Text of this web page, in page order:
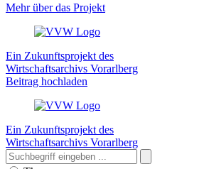
Mehr über das Projekt
Ein Zukunftsprojekt des
Wirtschaftsarchivs Vorarlberg
Beitrag hochladen
Ein Zukunftsprojekt des
Wirtschaftsarchivs Vorarlberg